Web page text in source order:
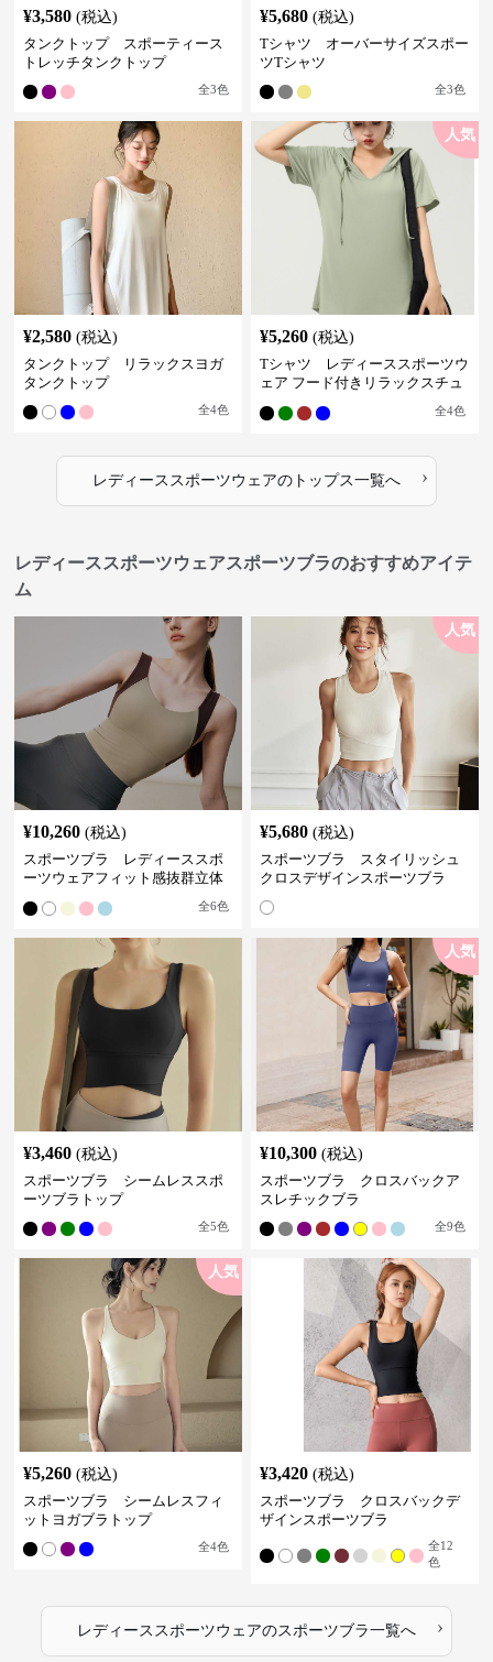
¥3,580 (税込)
タンクトップ スポーティース
トレッチタンクトップ
全3色
¥5,680 (税込)
Tシャツ オーバーサイズスポー
ツTシャツ
全3色
¥2,580 (税込)
タンクトップ リラックスヨガ
タンクトップ
全4色
人気
¥5,260 (税込)
Tシャツ レディーススポーツウ
ェア フード付きリラックスチュ
全4色
レディーススポーツウェアのトップス一覧へ ›
レディーススポーツウェアスポーツブラのおすすめアイテ
ム
¥10,260 (税込)
スポーツブラ レディーススポ
ーツウェアフィット感抜群立体
全6色
人気
¥5,680 (税込)
スポーツブラ スタイリッシュ
クロスデザインスポーツブラ
¥3,460 (税込)
スポーツブラ シームレススポ
ーツブラトップ
全5色
人気
¥10,300 (税込)
スポーツブラ クロスバックア
スレチックブラ
全9色
人気
¥5,260 (税込)
スポーツブラ シームレスフィ
ットヨガブラトップ
全4色
¥3,420 (税込)
スポーツブラ クロスバックデ
ザインスポーツブラ
全12
色
レディーススポーツウェアのスポーツブラ一覧へ ›